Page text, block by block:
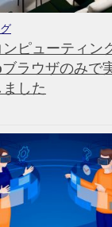
ピューティン
ラウザのみで
した